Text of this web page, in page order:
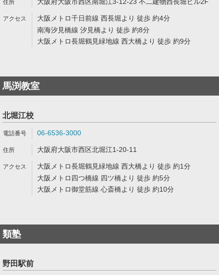
大阪メトロ千日前線 西長堀より 徒歩 約4分
南海汐見橋線 汐見橋より 徒歩 約8分
大阪メトロ長堀鶴見緑地線 西大橋より 徒歩 約9分
馬渕教室
北堀江校
06-6536-3000
大阪府大阪市西区北堀江1-20-11
大阪メトロ長堀鶴見緑地線 西大橋より 徒歩 約1分
大阪メトロ四つ橋線 四ツ橋より 徒歩 約5分
大阪メトロ御堂筋線 心斎橋より 徒歩 約10分
類塾
野田駅前